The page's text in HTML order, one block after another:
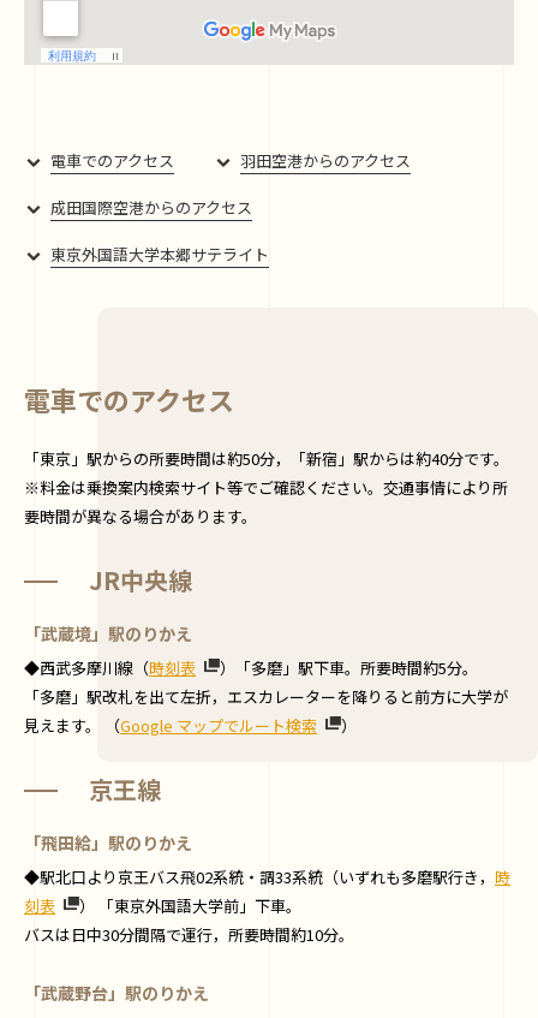
電車でのアクセス 羽田空港からのアクセス
成田国際空港からのアクセス
東京外国語大学本郷サテライト
電車でのアクセス
「東京」駅からの所要時間は約50分，「新宿」駅からは約40分です。
※料金は乗換案内検索サイト等でご確認ください。交通事情により所
要時間が異なる場合があります。
JR中央線
「武蔵境」駅のりかえ
◆西武多摩川線（時刻表
）「多磨」駅下車。所要時間約5分。
「多磨」駅改札を出て左折，エスカレーターを降りると前方に大学が
見えます。 （Google マップでルート検索 ）
京王線
「飛田給」駅のりかえ
◆駅北口より京王バス飛02系統・調33系統（いずれも多磨駅行き， 時
刻表
） 「東京外国語大学前」下車。
バスは日中30分間隔で運行，所要時間約10分。
「武蔵野台」駅のりかえ